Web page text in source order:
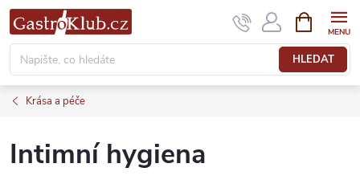
Přejít
na
obsah
HLEDAT
NÁKUPNÍ
KOŠÍK
Krása a péče
Intimní hygiena